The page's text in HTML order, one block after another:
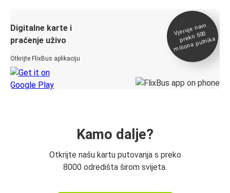
Digitalne karte i
praćenje uživo
Otkrijte FlixBus aplikaciju
Vjeruje na
m
preko 500
miliona putnika
Kamo dalje?
Otkrijte našu kartu putovanja s preko
8000 odredišta širom svijeta.